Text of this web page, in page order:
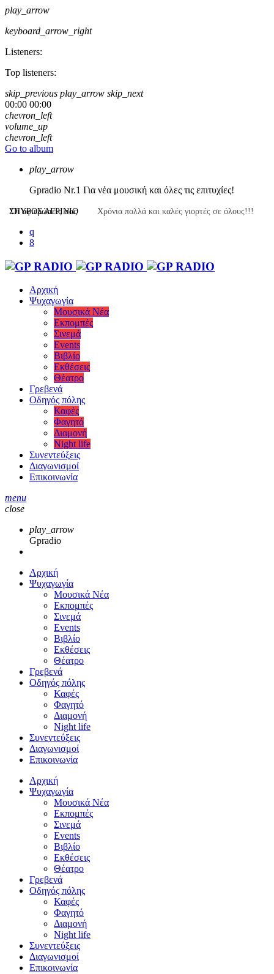
play_arrow
keyboard_arrow_right
Listeners:
Top listeners:
skip_previous play_arrow skip_next
00:00 00:00
chevron_left
volume_up
chevron_left
Go to album
play_arrow
Gpradio Nr.1 Για νέα μουσική και όλες τις επιτυχίες!
Οι αφιερώσεις σας
ΣΠΎΡΟΣ ΑΓΡΊΝΙΟ Χρόνια πολλά και καλές γιορτές σε όλους!!!
Αρχική
Ψυχαγωγία
Μουσικά Νέα
Εκπομπές
Σινεμά
Events
Βιβλίο
Εκθέσεις
Θέατρο
Γρεβενά
Οδηγός πόλης
Καφές
Φαγητό
Διαμονή
Night life
Συνεντεύξεις
Διαγωνισμοί
Επικοινωνία
menu
close
play_arrow
Gpradio
Αρχική
Ψυχαγωγία
Μουσικά Νέα
Εκπομπές
Σινεμά
Events
Βιβλίο
Εκθέσεις
Θέατρο
Γρεβενά
Οδηγός πόλης
Καφές
Φαγητό
Διαμονή
Night life
Συνεντεύξεις
Διαγωνισμοί
Επικοινωνία
Αρχική
Ψυχαγωγία
Μουσικά Νέα
Εκπομπές
Σινεμά
Events
Βιβλίο
Εκθέσεις
Θέατρο
Γρεβενά
Οδηγός πόλης
Καφές
Φαγητό
Διαμονή
Night life
Συνεντεύξεις
Διαγωνισμοί
Επικοινωνία